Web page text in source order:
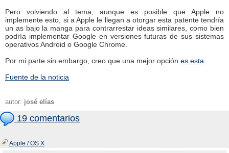
Pero volviendo al tema, aunque es posible que Apple no
implemente esto, si a Apple le llegan a otorgar esta patente tendría
un as bajo la manga para contrarrestar ideas similares, como bien
podría implementar Google en versiones futuras de sus sistemas
operativos Android o Google Chrome.
Por mi parte sin embargo, creo que una mejor opción es esta
Fuente de la noticia
autor: josé elías
19 comentarios
Apple / OS X